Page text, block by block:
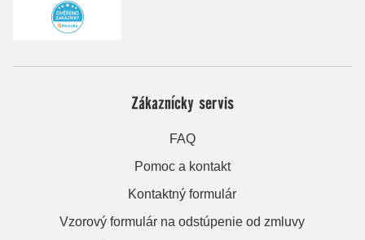
Zákaznícky servis
FAQ
Pomoc a kontakt
Kontaktný formulár
Vzorový formulár na odstúpenie od zmluvy